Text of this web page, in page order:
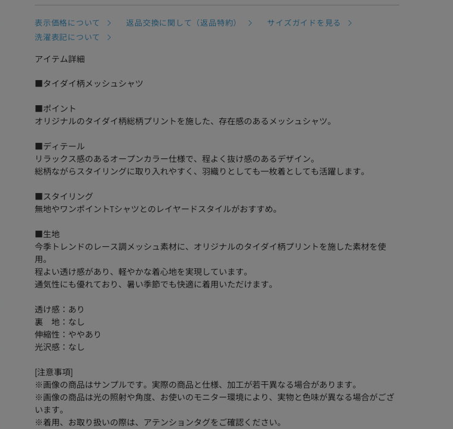
表示価格について 返品交換に関して（返品特約）
サイズガイドを見る
洗濯表記について
アイテム詳細
■タイダイ柄メッシュシャツ
■ポイント
オリジナルのタイダイ柄総柄プリントを施した、存在感のあるメッシュシャツ。
■ディテール
リラックス感のあるオープンカラー仕様で、程よく抜け感のあるデザイン。
総柄ながらスタイリングに取り入れやすく、羽織りとしても一枚着としても活躍します。
■スタイリング
無地やワンポイントTシャツとのレイヤードスタイルがおすすめ。
■生地
今季トレンドのレース調メッシュ素材に、オリジナルのタイダイ柄プリントを施した素材を使
用。
程よい透け感があり、軽やかな着心地を実現しています。
通気性にも優れており、暑い季節でも快適に着用いただけます。
透け感：あり
裏 地：なし
伸縮性：ややあり
光沢感：なし
[注意事項]
※画像の商品はサンプルです。実際の商品と仕様、加工が若干異なる場合があります。
※画像の商品は光の照射や角度、お使いのモニター環境により、実物と色味が異なる場合がござ
います。
※着用、お取り扱いの際は、アテンションタグをご確認ください。